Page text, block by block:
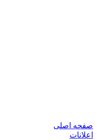
صفحه اصلی
اعلانات